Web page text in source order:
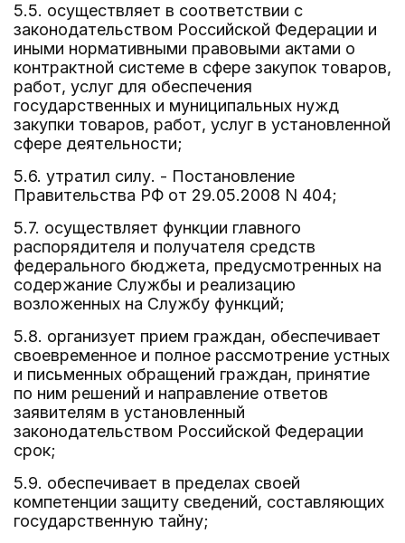
5.5. осуществляет в соответствии с
законодательством Российской Федерации и
иными нормативными правовыми актами о
контрактной системе в сфере закупок товаров,
работ, услуг для обеспечения
государственных и муниципальных нужд
закупки товаров, работ, услуг в установленной
сфере деятельности;
5.6. утратил силу. - Постановление
Правительства РФ от 29.05.2008 N 404;
5.7. осуществляет функции главного
распорядителя и получателя средств
федерального бюджета, предусмотренных на
содержание Службы и реализацию
возложенных на Службу функций;
5.8. организует прием граждан, обеспечивает
своевременное и полное рассмотрение устных
и письменных обращений граждан, принятие
по ним решений и направление ответов
заявителям в установленный
законодательством Российской Федерации
срок;
5.9. обеспечивает в пределах своей
компетенции защиту сведений, составляющих
государственную тайну;